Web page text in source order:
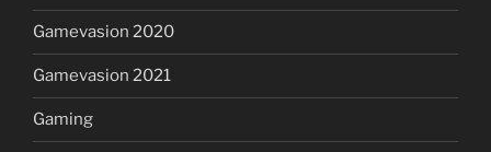
Gamevasion 2020
Gamevasion 2021
Gaming